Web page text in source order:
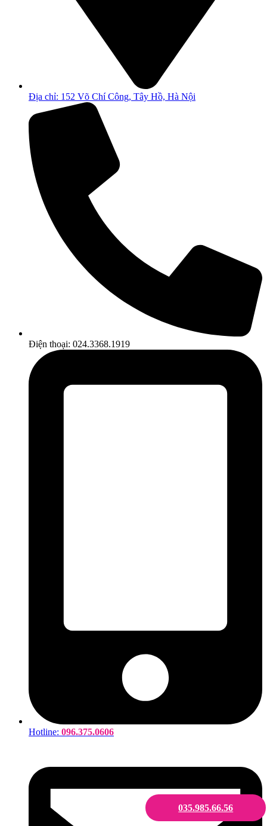
035.985.66.56
Địa chỉ: 152 Võ Chí Công, Tây Hồ, Hà Nội
Điện thoại: 024.3368.1919
Hotline: 096.375.0606